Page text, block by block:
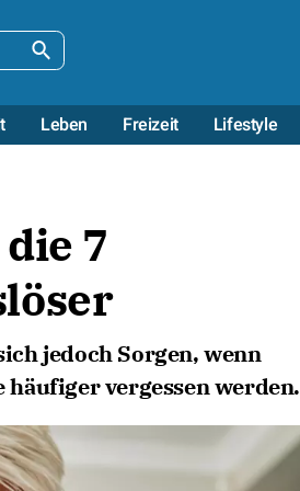
Leben Freizeit Lifestyle
7
jedoch Sorgen, wenn
vergessen werden.